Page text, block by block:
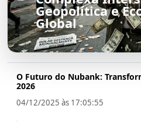
Geopolítica e
Global
O Futuro do Nubank:
2026
04/12/2025 às 17:05:55